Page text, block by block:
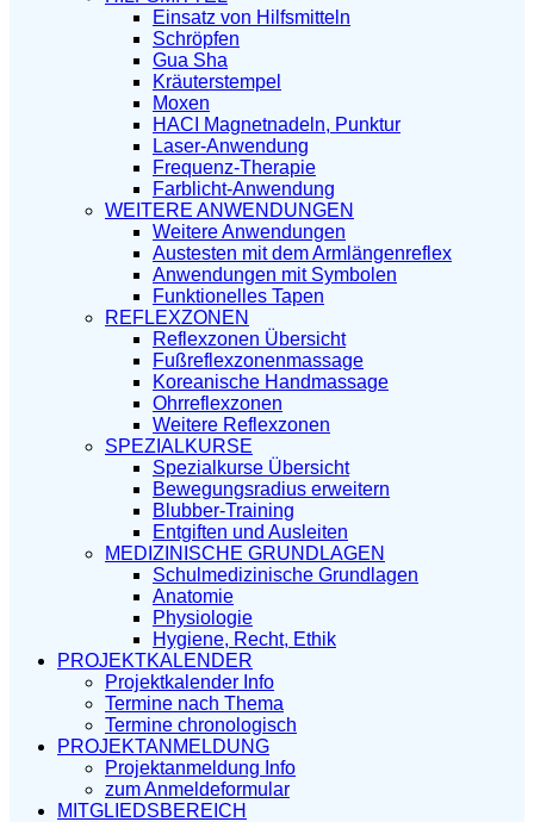
Einsatz von Hilfsmitteln
Schröpfen
Gua Sha
Kräuterstempel
Moxen
HACI Magnetnadeln, Punktur
Laser-Anwendung
Frequenz-Therapie
Farblicht-Anwendung
WEITERE ANWENDUNGEN
Weitere Anwendungen
Austesten mit dem Armlängenreflex
Anwendungen mit Symbolen
Funktionelles Tapen
REFLEXZONEN
Reflexzonen Übersicht
Fußreflexzonenmassage
Koreanische Handmassage
Ohrreflexzonen
Weitere Reflexzonen
SPEZIALKURSE
Spezialkurse Übersicht
Bewegungsradius erweitern
Blubber-Training
Entgiften und Ausleiten
MEDIZINISCHE GRUNDLAGEN
Schulmedizinische Grundlagen
Anatomie
Physiologie
Hygiene, Recht, Ethik
PROJEKTKALENDER
Projektkalender Info
Termine nach Thema
Termine chronologisch
PROJEKTANMELDUNG
Projektanmeldung Info
zum Anmeldeformular
MITGLIEDSBEREICH